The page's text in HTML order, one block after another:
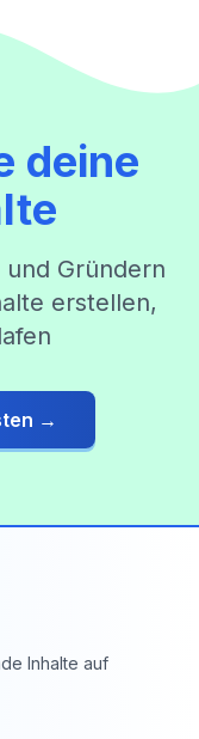
deine
Gründern
erstellen,
→
Inhalte auf